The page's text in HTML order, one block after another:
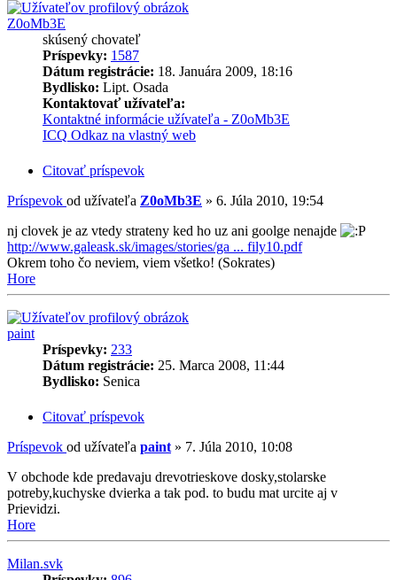
Z0oMb3E
skúsený chovateľ
Príspevky: 1587
Dátum registrácie: 18. Januára 2009, 18:16
Bydlisko: Lipt. Osada
Kontaktovať užívateľa:
Kontaktné informácie užívateľa - Z0oMb3E
ICQ Odkaz na vlastný web
Citovať príspevok
Príspevok od užívateľa Z0oMb3E » 6. Júla 2010, 19:54
nj clovek je az vtedy strateny ked ho uz ani goolge nenajde
http://www.galeask.sk/images/stories/ga ... fily10.pdf
Okrem toho čo neviem, viem všetko! (Sokrates)
Hore
paint
Príspevky: 233
Dátum registrácie: 25. Marca 2008, 11:44
Bydlisko: Senica
Citovať príspevok
Príspevok od užívateľa paint » 7. Júla 2010, 10:08
V obchode kde predavaju drevotrieskove dosky,stolarske
potreby,kuchyske dvierka a tak pod. to budu mat urcite aj v
Prievidzi.
Hore
Milan.svk